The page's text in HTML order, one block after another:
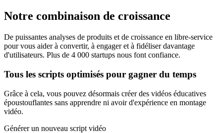
Notre combinaison de croissance
De puissantes analyses de produits et de croissance en libre-service
pour vous aider à convertir, à engager et à fidéliser davantage
d'utilisateurs. Plus de 4 000 startups nous font confiance.
Tous les scripts optimisés pour gagner du temps
Grâce à cela, vous pouvez désormais créer des vidéos éducatives
époustouflantes sans apprendre ni avoir d'expérience en montage
vidéo.
Générer un nouveau script vidéo